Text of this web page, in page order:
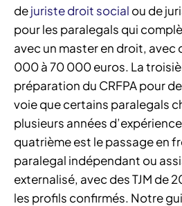
dejuriste droit social ou de
pour les paralegals qui
avec un master en droit, avec
000 à 70 000 euros. La
préparation du CRFPA pour
voie que certains paralegals
plusieurs années
quatrième est le passage en
paralegal indépendant ou
externalisé, avec des TJM de
les profils confirmés. Notre